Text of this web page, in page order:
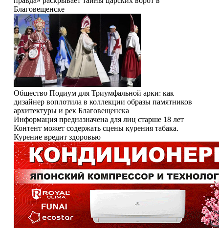
Благовещенске
Общество Подиум для Триумфальной арки: как
дизайнер воплотила в коллекции образы памятников
архитектуры и рек Благовещенска
Информация предназначена для лиц старше 18 лет
Контент может содержать сцены курения табака.
Курение вредит здоровью